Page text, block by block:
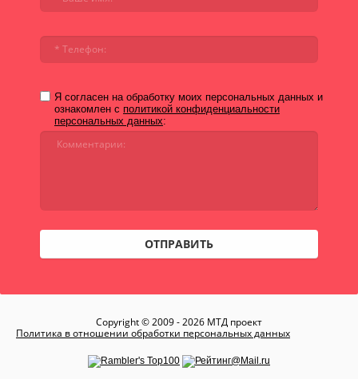
Я согласен на обработку моих персональных данных и
ознакомлен с политикой конфиденциальности
персональных данных:
ОТПРАВИТЬ
Copyright © 2009 - 2026 МТД проект
Политика в отношении обработки персональных данных